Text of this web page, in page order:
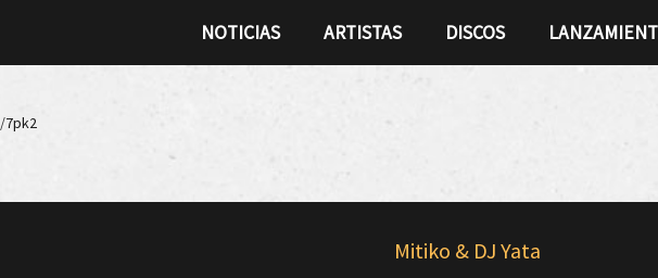
NOTICIAS ARTISTAS DISCOS
/7pk2
Mitiko & DJ Yata